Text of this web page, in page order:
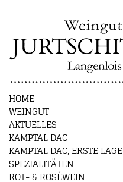
HOME
WEINGUT
AKTUELLES
KAMPTAL DAC
KAMPTAL DAC, ERSTE LAGE
SPEZIALITÄTEN
ROT- & ROSÉWEIN